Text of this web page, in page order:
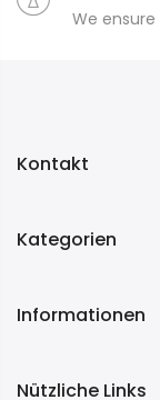
We
Kontakt
Kategorien
Informationen
Nützliche Links